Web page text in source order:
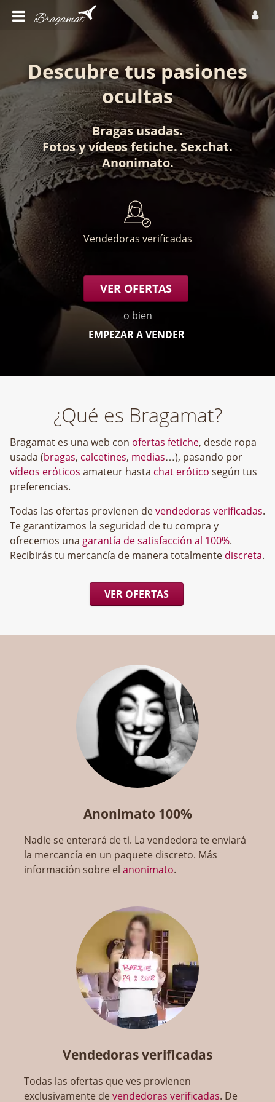
Descubre tus pasiones
ocultas
Bragas usadas.
Fotosyvídeos fetiche. Sexchat.
Anonimato.
Vendedoras verificadas
VER OFERTAS
o bien
EMPEZAR A VENDER
¿Qué es Bragamat?
Bragamat es una web con ofertas fetiche, desde ropa
usada (bragas, calcetines, medias…), pasando por
vídeos eróticos amateur hasta chat erótico según tus
preferencias.
Todas las ofertas provienen devendedoras verificadas.
Te garantizamos la seguridad de tu compra y
ofrecemos una garantía de satisfacción al 100%.
Recibirás tu mercancía de manera totalmente discreta.
VER OFERTAS
Anonimato 100%
Nadie se enterará de ti. La vendedora te enviará
la mercancía en un paquete discreto. Más
información sobre elanonimato.
Vendedoras verificadas
Todas las ofertas que ves provienen
exclusivamente devendedoras verificadas. De